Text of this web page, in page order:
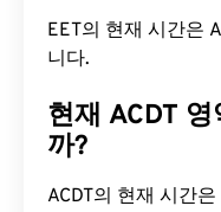
EET의 현재 시간은
니다.
현재 ACDT
까?
ACDT의 현재 시간